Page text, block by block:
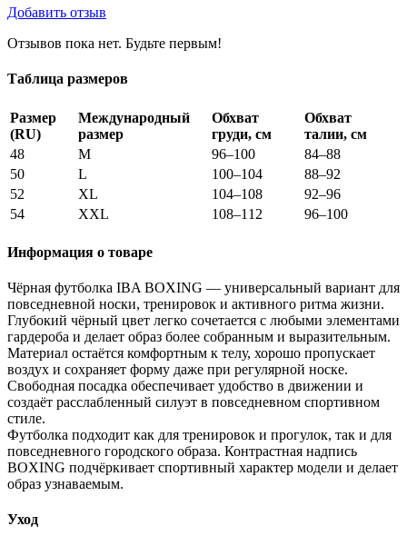
Добавить отзыв
Отзывов пока нет. Будьте первым!
Таблица размеров
Размер
(RU)
Международный
размер
Обхват
груди, см
Обхват
талии, см
48
M 96–100
84–88
50
L 100–104
88–92
52
XL 104–108
92–96
54
XXL 108–112 96–100
Информация о товаре
Чёрная футболка IBA BOXING — универсальный вариант для
повседневной носки, тренировок и активного ритма жизни.
Глубокий чёрный цвет легко сочетается с любыми элементами
гардероба и делает образ более собранным и выразительным.
Материал остаётся комфортным к телу, хорошо пропускает
воздух и сохраняет форму даже при регулярной носке.
Свободная посадка обеспечивает удобство в движении и
создаёт расслабленный силуэт в повседневном спортивном
стиле.
Футболка подходит как для тренировок и прогулок, так и для
повседневного городского образа. Контрастная надпись
BOXING подчёркивает спортивный характер модели и делает
образ узнаваемым.
Уход